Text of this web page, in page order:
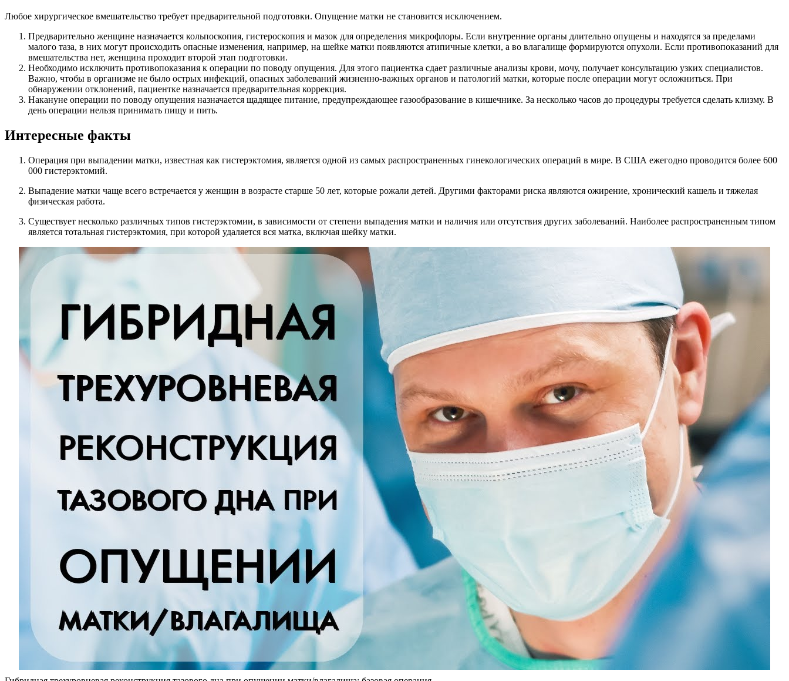
Любое хирургическое вмешательство требует предварительной подготовки. Опущение матки не становится исключением.
Предварительно женщине назначается кольпоскопия, гистероскопия и мазок для определения микрофлоры. Если внутренние органы длительно опущены и находятся за пределами
малого таза, в них могут происходить опасные изменения, например, на шейке матки появляются атипичные клетки, а во влагалище формируются опухоли. Если противопоказаний для
вмешательства нет, женщина проходит второй этап подготовки.
Необходимо исключить противопоказания к операции по поводу опущения. Для этого пациентка сдает различные анализы крови, мочу, получает консультацию узких специалистов.
Важно, чтобы в организме не было острых инфекций, опасных заболеваний жизненно-важных органов и патологий матки, которые после операции могут осложниться. При
обнаружении отклонений, пациентке назначается предварительная коррекция.
Накануне операции по поводу опущения назначается щадящее питание, предупреждающее газообразование в кишечнике. За несколько часов до процедуры требуется сделать клизму. В
день операции нельзя принимать пищу и пить.
Интересные факты
Операция при выпадении матки, известная как гистерэктомия, является одной из самых распространенных гинекологических операций в мире. В США ежегодно проводится более 600
000 гистерэктомий.
Выпадение матки чаще всего встречается у женщин в возрасте старше 50 лет, которые рожали детей. Другими факторами риска являются ожирение, хронический кашель и тяжелая
физическая работа.
Существует несколько различных типов гистерэктомии, в зависимости от степени выпадения матки и наличия или отсутствия других заболеваний. Наиболее распространенным типом
является тотальная гистерэктомия, при которой удаляется вся матка, включая шейку матки.